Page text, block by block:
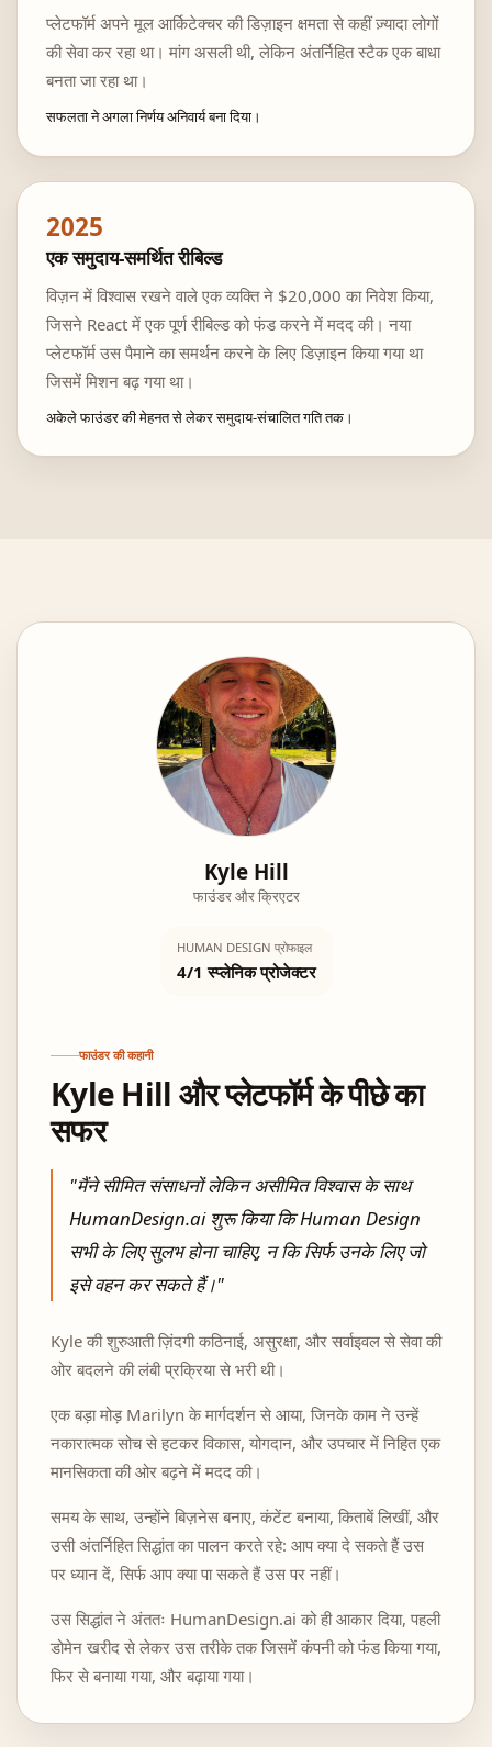
प्लेटफॉर्म अपने मूल आर्किटेक्चर की डिज़ाइन क्षमता से कहीं ज़्यादा लोगों
की सेवा कर रहा था। मांग असली थी, लेकिन अंतर्निहित स्टैक एक बाधा
बनता जा रहा था।
सफलता ने अगला निर्णय अनिवार्य बना दिया।
2025
एक समुदाय-समर्थित रीबिल्ड
विज़न में विश्वास रखने वाले एक व्यक्ति ने $20,000 का निवेश किया,
जिसने React में एक पूर्ण रीबिल्ड को फंड करने में मदद की। नया
प्लेटफॉर्म उस पैमाने का समर्थन करने के लिए डिज़ाइन किया गया था
जिसमें मिशन बढ़ गया था।
अकेले फाउंडर की मेहनत से लेकर समुदाय-संचालित गति तक।
Kyle Hill
फाउंडर और क्रिएटर
HUMAN DESIGN प्रोफाइल
4/1 स्प्लेनिक प्रोजेक्टर
फाउंडर की कहानी
Kyle Hill और प्लेटफॉर्म के पीछे का
सफर
"मैंने सीमित संसाधनों लेकिन असीमित विश्वास के साथ
HumanDesign.ai शुरू किया कि Human Design
सभी के लिए सुलभ होना चाहिए, न कि सिर्फ उनके लिए जो
इसे वहन कर सकते हैं।"
Kyle की शुरुआती ज़िंदगी कठिनाई, असुरक्षा, और सर्वाइवल से सेवा की
ओर बदलने की लंबी प्रक्रिया से भरी थी।
एक बड़ा मोड़ Marilyn के मार्गदर्शन से आया, जिनके काम ने उन्हें
नकारात्मक सोच से हटकर विकास, योगदान, और उपचार में निहित एक
मानसिकता की ओर बढ़ने में मदद की।
समय के साथ, उन्होंने बिज़नेस बनाए, कंटेंट बनाया, किताबें लिखीं, और
उसी अंतर्निहित सिद्धांत का पालन करते रहे: आप क्या दे सकते हैं उस
पर ध्यान दें, सिर्फ आप क्या पा सकते हैं उस पर नहीं।
उस सिद्धांत ने अंततः HumanDesign.ai को ही आकार दिया, पहली
डोमेन खरीद से लेकर उस तरीके तक जिसमें कंपनी को फंड किया गया,
फिर से बनाया गया, और बढ़ाया गया।